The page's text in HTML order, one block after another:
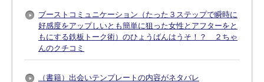
ブーストコミュニケーション（たった３ステップで瞬時に
好感度をアップしいとも簡単に狙った女性とアフターをと
もにする鉄板トーク術）のひょうばんはうそ！？ ２ちゃ
んのクチコミ
（書籍）出会いテンプレートの内容がネタバレ